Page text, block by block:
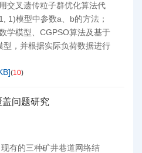
交叉遗传粒子群优化算法代
1)模型中参数a、b的方法；
学模型、CGPSO算法及基于
型，并根据实际负荷数据进行
](10)
问题研究
有的三种矿井巷道网络结